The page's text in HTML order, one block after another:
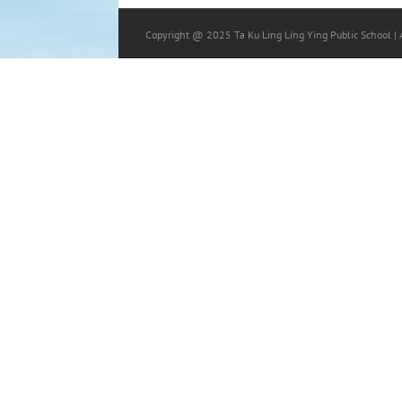
Copyright @ 2025 Ta Ku Ling Ling Ying Public School |